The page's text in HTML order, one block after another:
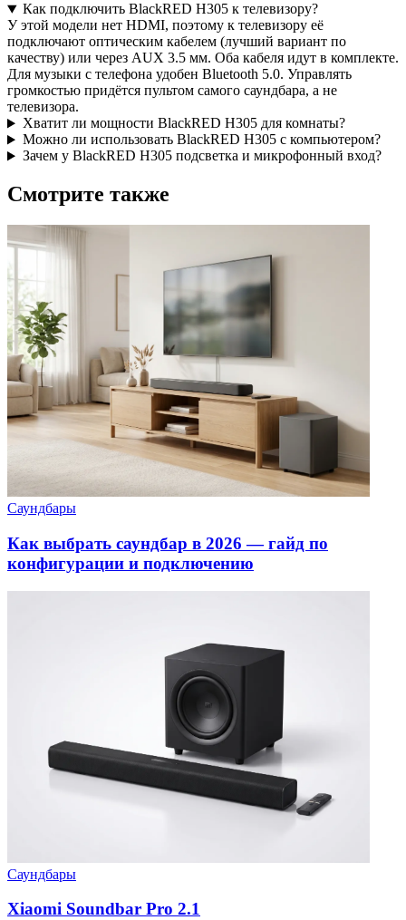
Как подключить BlackRED H305 к телевизору?
У этой модели нет HDMI, поэтому к телевизору её
подключают оптическим кабелем (лучший вариант по
качеству) или через AUX 3.5 мм. Оба кабеля идут в комплекте.
Для музыки с телефона удобен Bluetooth 5.0. Управлять
громкостью придётся пультом самого саундбара, а не
телевизора.
Хватит ли мощности BlackRED H305 для комнаты?
Можно ли использовать BlackRED H305 с компьютером?
Зачем у BlackRED H305 подсветка и микрофонный вход?
Смотрите также
Саундбары
Как выбрать саундбар в 2026 — гайд по
конфигурации и подключению
Саундбары
Xiaomi Soundbar Pro 2.1